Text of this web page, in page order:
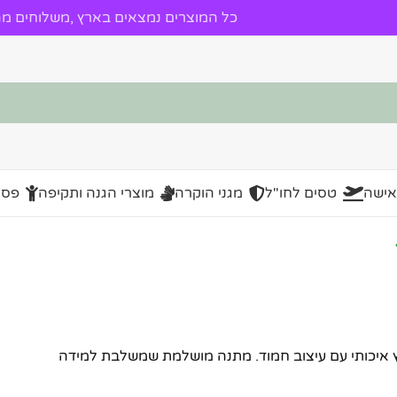
כל המוצרים נמצאים בארץ ,משלוחים
טסים לחו"ל מגני הוקרה מוצרי הגנה ותקיפה
איכותי עם עיצוב חמוד. מתנה מושלמת שמשלבת למידה